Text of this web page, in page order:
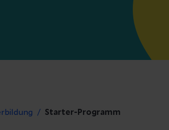
Starter-Programm